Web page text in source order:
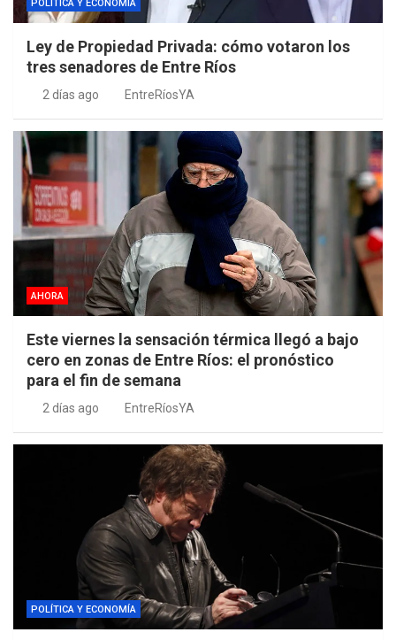
POLÍTICA Y ECONOMÍA
Ley de Propiedad Privada: cómo votaron los
tres senadores de Entre Ríos
2 días ago EntreRíosYA
AHORA
Este viernes la sensación térmica llegó a bajo
cero en zonas de Entre Ríos: el pronóstico
para el fin de semana
2 días ago EntreRíosYA
POLÍTICA Y ECONOMÍA